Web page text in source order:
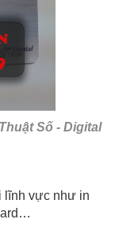
Số - Digital
lĩnh vực như in